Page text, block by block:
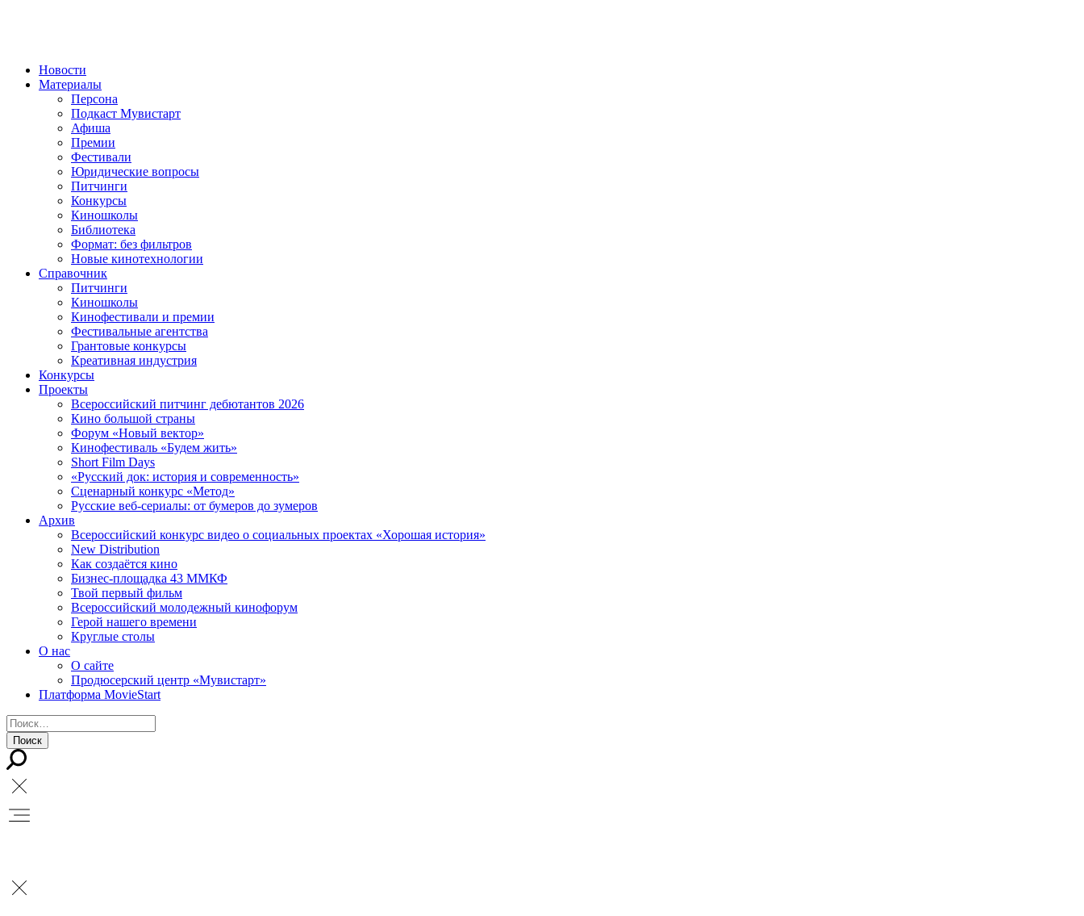
Новости
Материалы
Персона
Подкаст Мувистарт
Афиша
Премии
Фестивали
Юридические вопросы
Питчинги
Конкурсы
Киношколы
Библиотека
Формат: без фильтров
Новые кинотехнологии
Справочник
Питчинги
Киношколы
Кинофестивали и премии
Фестивальные агентства
Грантовые конкурсы
Креативная индустрия
Конкурсы
Проекты
Всероссийский питчинг дебютантов 2026
Кино большой страны
Форум «Новый вектор»
Кинофестиваль «Будем жить»
Short Film Days
«Русский док: история и современность»
Сценарный конкурс «Метод»
Русские веб-сериалы: от бумеров до зумеров
Архив
Всероссийский конкурс видео о социальных проектах «Хорошая история»
New Distribution
Как создаётся кино
Бизнес-площадка 43 ММКФ
Твой первый фильм
Всероссийский молодежный кинофорум
Герой нашего времени
Круглые столы
О нас
О сайте
Продюсерский центр «Мувистарт»
Платформа MovieStart